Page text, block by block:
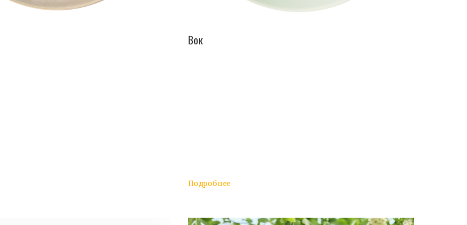
Вок
Подробнее